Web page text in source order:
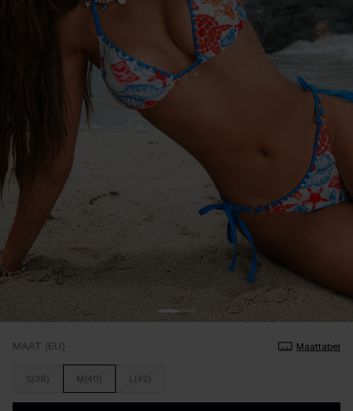
MAAT (EU) Maattabel
S(38) M(40) L(42)